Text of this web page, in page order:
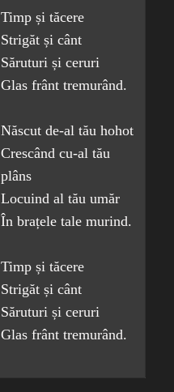
Timp și tăcere
Strigăt și cânt
Săruturi și ceruri
Glas frânt tremurând.
Născut de-al tău hohot
Crescând cu-al tău
plâns
Locuind al tău umăr
În brațele tale murind.
Timp și tăcere
Strigăt și cânt
Săruturi și ceruri
Glas frânt tremurând.